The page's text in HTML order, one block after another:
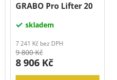
GRABO Pro Lifter 20
skladem
7 241 Kč bez DPH
9 800 Kč
8 906 Kč